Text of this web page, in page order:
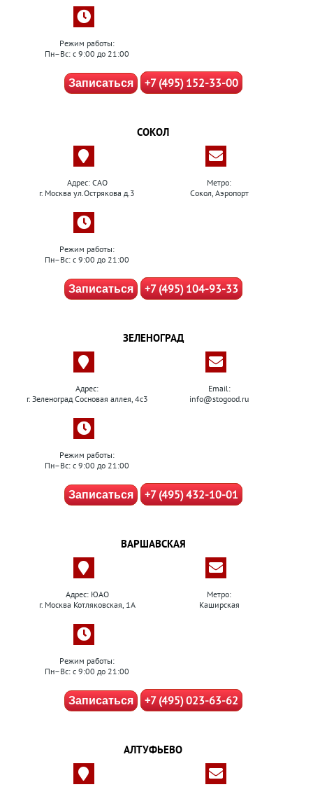
Режим работы:
Пн–Вс: с 9:00 до 21:00
Записаться +7 (495) 152-33-00
СОКОЛ
Адрес: САО
г. Москва ул.Острякова д.3
Метро:
Сокол, Аэропорт
Режим работы:
Пн–Вс: с 9:00 до 21:00
Записаться +7 (495) 104-93-33
ЗЕЛЕНОГРАД
Адрес:
г. Зеленоград Сосновая аллея, 4с3
Email:
info@stogood.ru
Режим работы:
Пн–Вс: с 9:00 до 21:00
Записаться +7 (495) 432-10-01
ВАРШАВСКАЯ
Адрес: ЮАО
г. Москва Котляковская, 1А
Метро:
Каширская
Режим работы:
Пн–Вс: с 9:00 до 21:00
Записаться +7 (495) 023-63-62
АЛТУФЬЕВО